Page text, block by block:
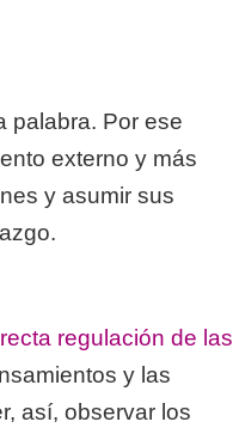
palabra. Por ese
externo y más
y asumir sus
regulación de las
y las
así, observar los